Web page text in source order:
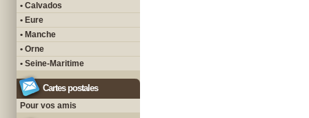
• Calvados
• Eure
• Manche
• Orne
• Seine-Maritime
Cartes postales
Pour vos amis